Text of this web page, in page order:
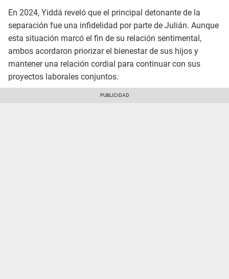
En 2024, Yiddá reveló que el principal detonante de la
separación fue una infidelidad por parte de Julián. Aunque
esta situación marcó el fin de su relación sentimental,
ambos acordaron priorizar el bienestar de sus hijos y
mantener una relación cordial para continuar con sus
proyectos laborales conjuntos.